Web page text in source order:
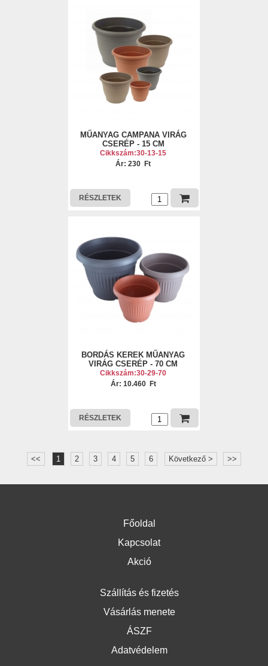
MŰANYAG CAMPANA VIRÁG
CSERÉP - 15 CM
Cikkszám:30-13-15
Ár: 230 Ft
RÉSZLETEK
BORDÁS KEREK MŰANYAG
VIRÁG CSERÉP - 70 CM
Cikkszám:30-29-70
Ár: 10.460 Ft
RÉSZLETEK
<< 1 2 3 4 5 6 Következő > >>
Főoldal
Kapcsolat
Akció
Szállítás és fizetés
Vásárlás menete
ÁSZF
Adatvédelem